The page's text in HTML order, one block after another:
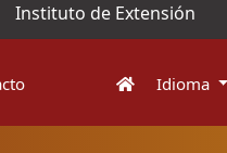
Instituto de Extensión
Idioma